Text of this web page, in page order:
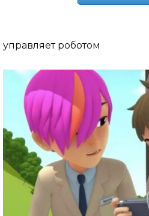
управляет роботом